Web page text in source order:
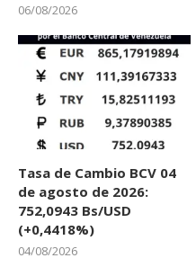
06/08/2026
Tasa de Cambio BCV 04
de agosto de 2026:
752,0943 Bs/USD
(+0,4418%)
04/08/2026